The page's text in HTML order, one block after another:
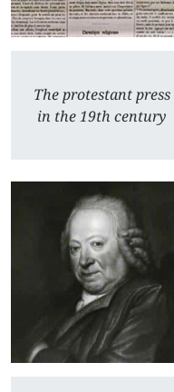
The protestant press
in the 19th century